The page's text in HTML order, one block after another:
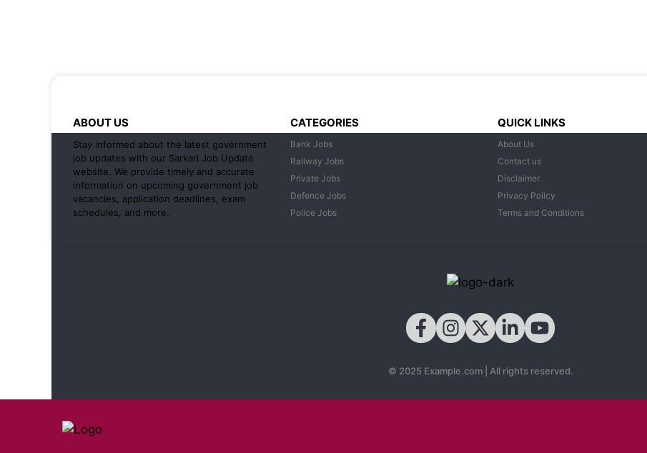
ABOUT US
Stay informed about the latest government
job updates with our Sarkari Job Update
website. We provide timely and accurate
information on upcoming government job
vacancies, application deadlines, exam
schedules, and more.
CATEGORIES
Bank Jobs
Railway Jobs
Private Jobs
Defence Jobs
Police Jobs
QUICK LINKS
About Us
Contact us
Disclaimer
Privacy Policy
Terms and Conditions
© 2025 Example.com | All rights reserved.